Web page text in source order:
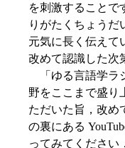
を刺激することで
りがたくちょうだ
元気に長く伝えて
改めて認識した次
「ゆる言語学ラ
野をここまで盛り
ただいた旨，改め
の裏にある
ってみてください．